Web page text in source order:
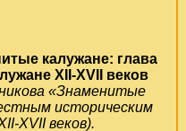
калужане: глава
XII -XVII
веков
«Знаменитые
историческим
-XVIIвеков).